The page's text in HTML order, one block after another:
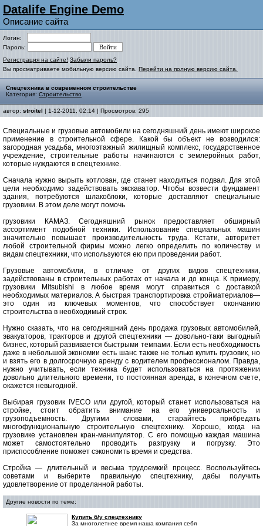
Datalife Engine Demo
Описание сайта
Логин:
Пароль:
Регистрация на сайте! Забыли пароль?
Вы просматриваете мобильную версию сайта. Перейти на полную версию сайта.
Спецтехника в современном строительстве
Категория: Строительство
автор: stroitel | 1-12-2011, 02:14 | Просмотров: 295
Специальные и грузовые автомобили на сегодняшний день имеют широкое
применение в строительной сфере. Какой бы объект не возводился:
загородная усадьба, многоэтажный жилищный комплекс, государственное
учреждение, строительные работы начинаются с землеройных работ,
которые нуждаются в спецтехнике.
Сначала нужно вырыть котлован, где станет находиться подвал. Для этой
цели необходимо задействовать экскаватор. Чтобы возвести фундамент
здания, потребуются шлакоблоки, которые доставляют специальные
грузовики. В этом деле могут помочь
грузовики КАМАЗ. Сегодняшний рынок предоставляет обширный
ассортимент подобной техники. Использование специальных машин
значительно повышает производительность труда. Кстати, авторитет
любой строительной фирмы можно легко определить по количеству и
видам спецтехники, что используются ею при проведении работ.
Грузовые автомобили, в отличие от других видов спецтехники,
задействованы в строительных работах от начала и до конца. К примеру,
грузовики Mitsubishi в любое время могут справиться с доставкой
необходимых материалов. А быстрая транспортировка стройматериалов—
это один из ключевых моментов, что способствует окончанию
строительства в необходимый строк.
Нужно сказать, что на сегодняшний день продажа грузовых автомобилей,
эвакуаторов, тракторов и другой спецтехники — довольно-таки выгодный
бизнес, который развивается быстрыми темпами. Если есть необходимость
даже в небольшой экономии есть шанс также не только купить грузовик, но
и взять его в долгосрочную аренду с водителем профессионалом. Правда,
нужно учитывать, если техника будет использоваться на протяжении
довольно длительного времени, то постоянная аренда, в конечном счете,
окажется невыгодной.
Выбирая грузовик IVECO или другой, который станет использоваться на
стройке, стоит обратить внимание на его универсальность и
грузоподъемность. Другими словами, старайтесь прибредать
многофункциональную строительную спецтехнику. Хорошо, когда на
грузовике установлен кран-манипулятор. С его помощью каждая машина
может самостоятельно проводить разгрузку и погрузку. Это
приспособление поможет сэкономить время и средства.
Стройка — длительный и весьма трудоемкий процесс. Воспользуйтесь
советами и выберите правильную спецтехнику, дабы получить
удовлетворение от проделанной работы.
Другие новости по теме:
Купить б/у спецтехнику
За многолетнее время наша компания себя